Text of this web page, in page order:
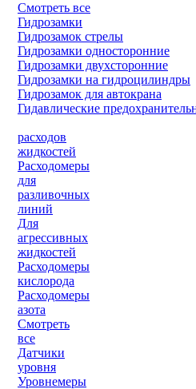
Смотреть все
Гидрозамки
Гидрозамок стрелы
Гидрозамки односторонние
Гидрозамки двухсторонние
Гидрозамки на гидроцилиндры
Гидрозамок для автокрана
Гидавлические
расходов
жидкостей
Расходомеры
для
разливочных
линий
Для
агрессивных
жидкостей
Расходомеры
кислорода
Расходомеры
азота
Смотреть
все
Датчики
уровня
Уровнемеры